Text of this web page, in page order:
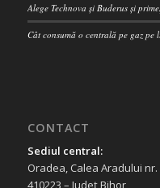
Alege Technova și Buderus și
Cât consumă o centrală pe gaz pe
CONTACT
Sediul central:
Oradea, Calea Aradului nr.
410223 – Județ Bihor